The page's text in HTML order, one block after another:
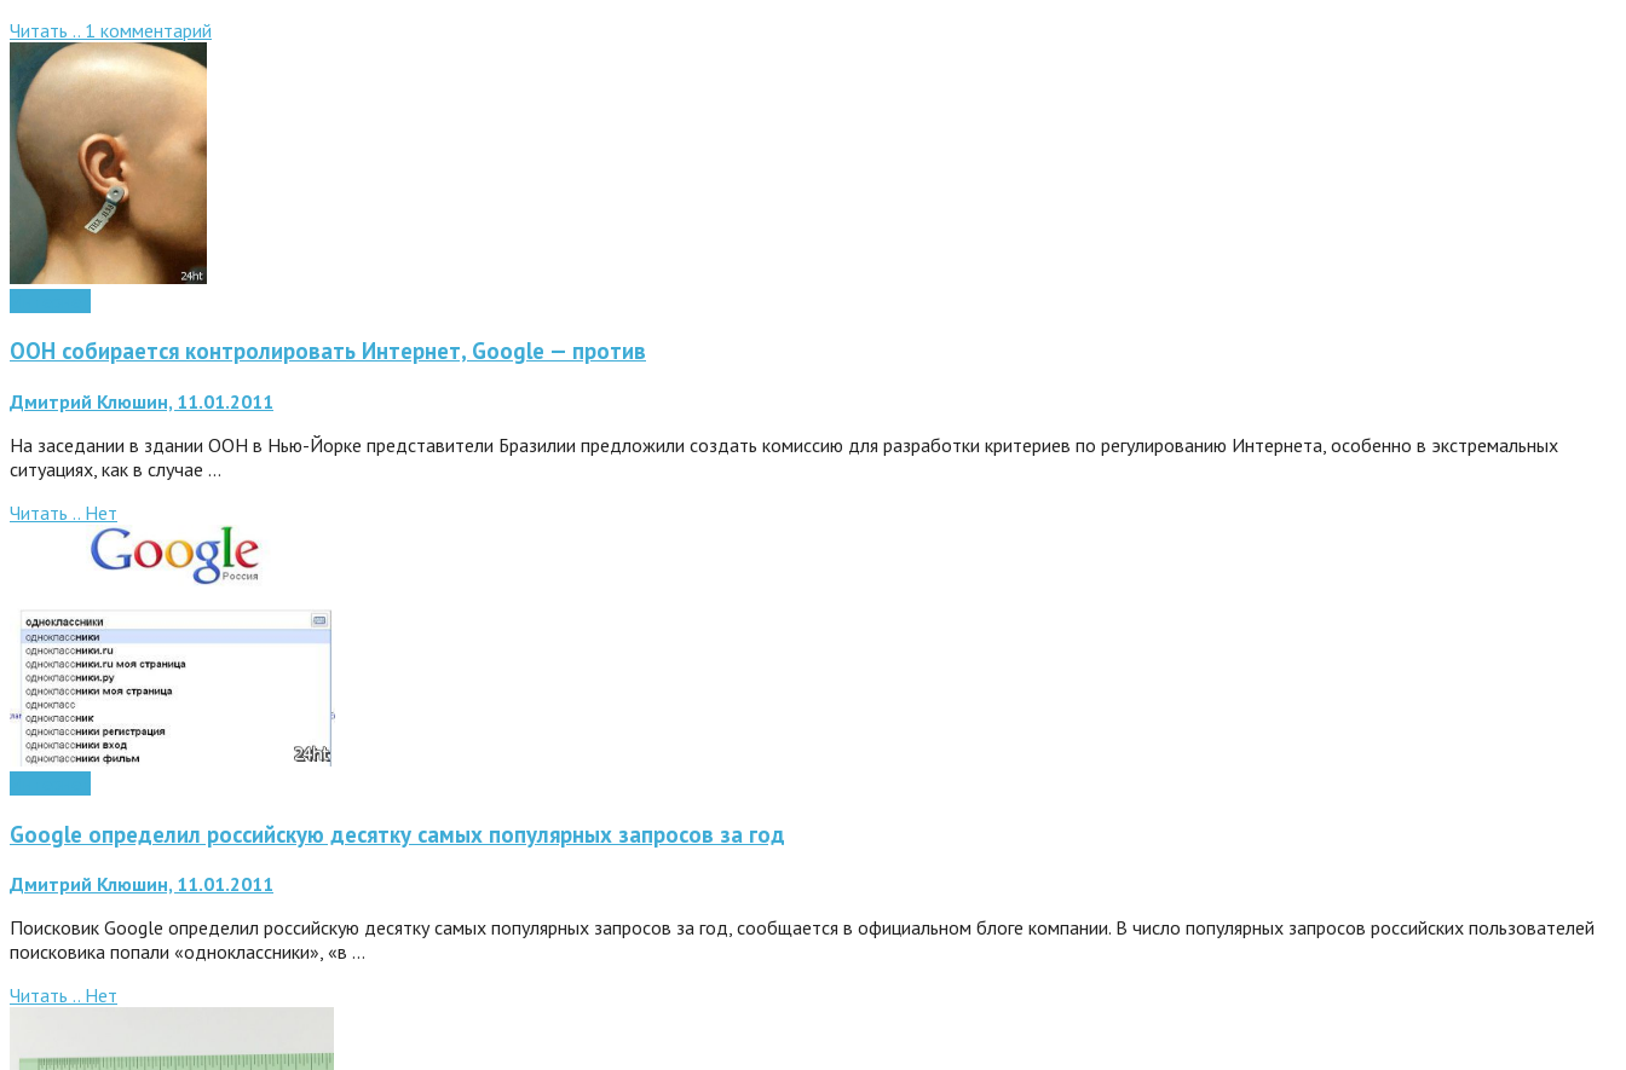
Читать .. 1 комментарий
ООН собирается контролировать Интернет, Google — против
Дмитрий Клюшин, 11.01.2011
На заседании в здании ООН в Нью-Йорке представители Бразилии предложили создать комиссию для разработки критериев по регулированию Интернета, особенно в экстремальных
ситуациях, как в случае …
Читать .. Нет
Google определил российскую десятку самых популярных запросов за год
Дмитрий Клюшин, 11.01.2011
Поисковик Google определил российскую десятку самых популярных запросов за год, сообщается в официальном блоге компании. В число популярных запросов российских пользователей
поисковика попали «одноклассники», «в …
Читать .. Нет